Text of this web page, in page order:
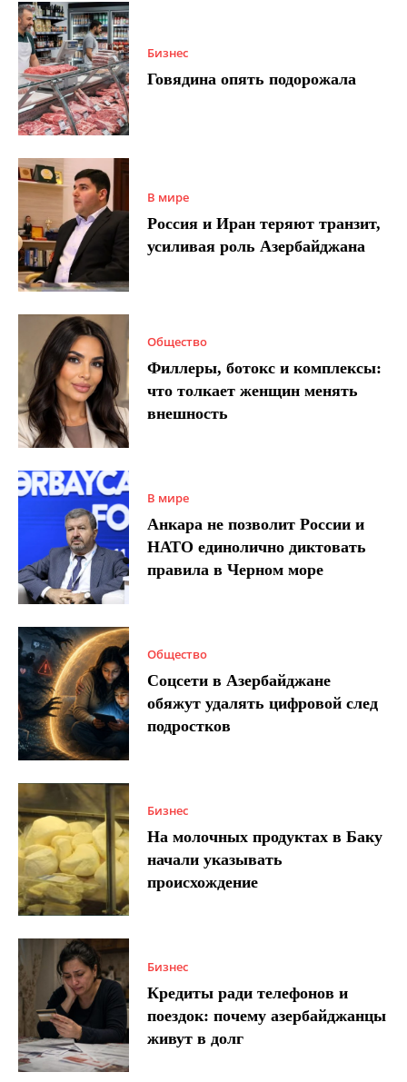
Бизнес
Говядина опять подорожала
В мире
Россия и Иран теряют транзит,
усиливая роль Азербайджана
Общество
Филлеры, ботокс и комплексы:
что толкает женщин менять
внешность
В мире
Анкара не позволит России и
НАТО единолично диктовать
правила в Черном море
Общество
Соцсети в Азербайджане
обяжут удалять цифровой след
подростков
Бизнес
На молочных продуктах в Баку
начали указывать
происхождение
Бизнес
Кредиты ради телефонов и
поездок: почему азербайджанцы
живут в долг